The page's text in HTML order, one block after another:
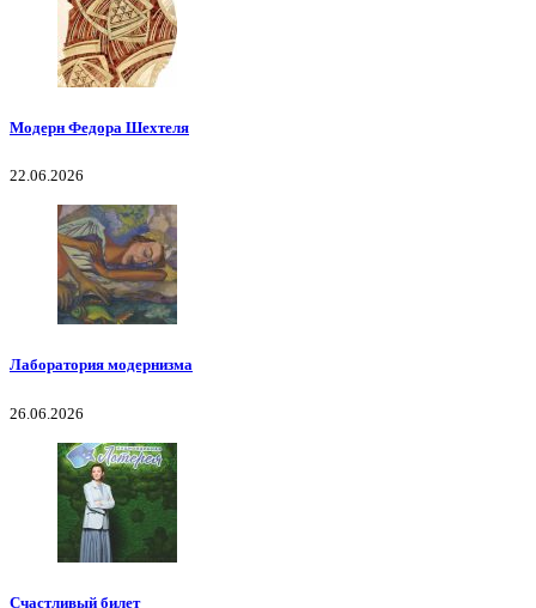
Модерн Федора Шехтеля
22.06.2026
Лаборатория модернизма
26.06.2026
Счастливый билет